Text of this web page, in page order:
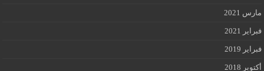
مارس 2021
فبراير 2021
فبراير 2019
أكتوبر 2018